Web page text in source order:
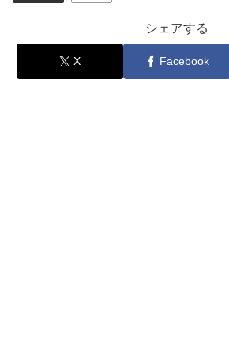
シェアする
X Facebook